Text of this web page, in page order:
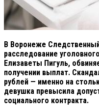
В Воронеже
расследование
Елизаветы Пигуль,
получении выплат.
рублей — именно на
девушка превысила
социального контракта.